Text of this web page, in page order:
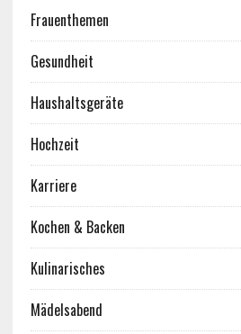
Frauenthemen
Gesundheit
Haushaltsgeräte
Hochzeit
Karriere
Kochen & Backen
Kulinarisches
Mädelsabend